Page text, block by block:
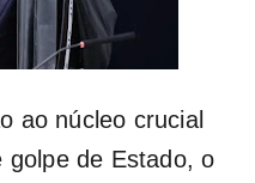
ao núcleo crucial
golpe de Estado, o